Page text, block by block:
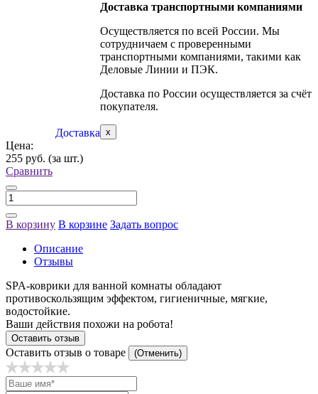
Доставка
Доставка транспортными компаниями
Осуществляется по всей России. Мы
сотрудничаем с проверенными
транспортными компаниями, такими как
Деловые Линии и ПЭК.
Доставка по России осуществляется за счёт
покупателя.
x
Цена:
255 руб. (за шт.)
Сравнить
В корзину В корзине Задать вопрос
Описание
Отзывы
SPA-коврики для ванной комнаты обладают
противоскользящим эффектом, гигиеничные, мягкие,
водостойкие.
Ваши действия похожи на робота!
Оставить отзыв
Оставить отзыв о товаре (Отменить)